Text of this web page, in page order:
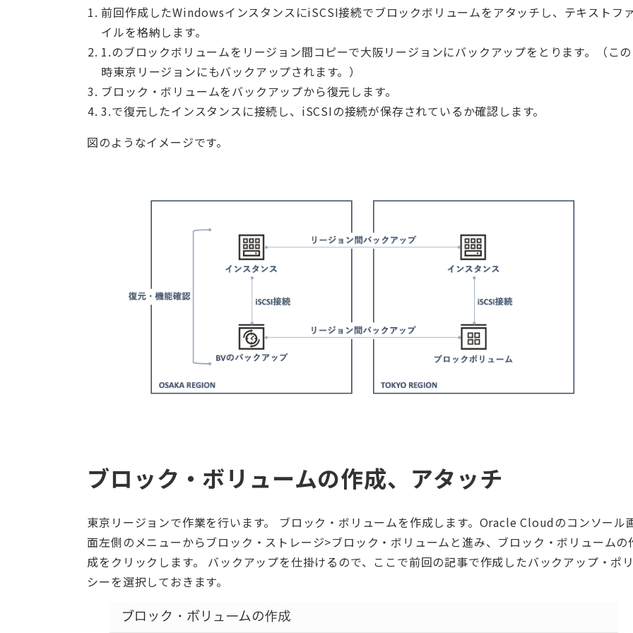
前回作成したWindowsインスタンスにiSCSI接続でブロックボリュームをアタッチし、テキストファ
イルを格納します。
1.のブロックボリュームをリージョン間コピーで大阪リージョンにバックアップをとります。（この
時東京リージョンにもバックアップされます。）
ブロック・ボリュームをバックアップから復元します。
3.で復元したインスタンスに接続し、iSCSIの接続が保存されているか確認します。
図のようなイメージです。
ブロック・ボリュームの作成、アタッチ
東京リージョンで作業を行います。 ブロック・ボリュームを作成します。Oracle Cloudのコンソール
面左側のメニューからブロック・ストレージ>ブロック・ボリュームと進み、ブロック・ボリュームの
成をクリックします。 バックアップを仕掛けるので、ここで前回の記事で作成したバックアップ・ポリ
シーを選択しておきます。